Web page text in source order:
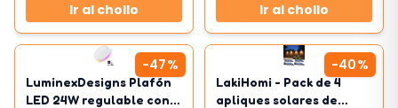
Ir al chollo Ir al chollo
-47%
LuminexDesigns Plafón
LED 24W regulable con
-40%
LakiHomi - Pack de 4
apliques solares de